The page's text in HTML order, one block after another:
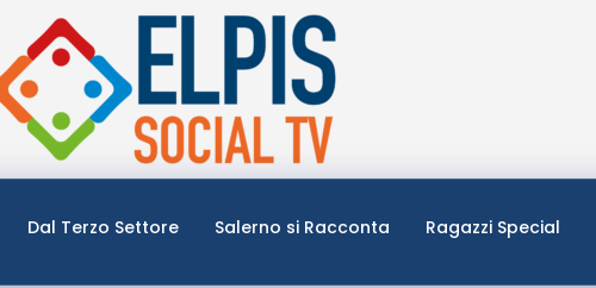
Dal Terzo Settore Salerno si Racconta Ragazzi Special